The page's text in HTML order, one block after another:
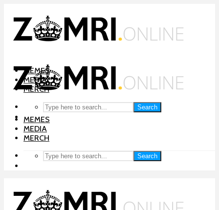
MEMES
MEDIA
MERCH
Search
MEMES
MEDIA
MERCH
Search